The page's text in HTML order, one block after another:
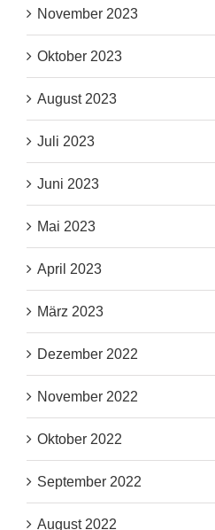
November 2023
Oktober 2023
August 2023
Juli 2023
Juni 2023
Mai 2023
April 2023
März 2023
Dezember 2022
November 2022
Oktober 2022
September 2022
August 2022